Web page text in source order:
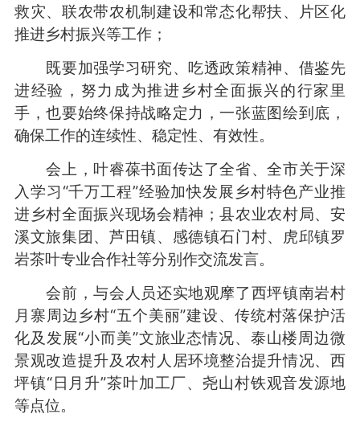
救灾、联农带农机制建设和常态化帮扶、片区化
推进乡村振兴等工作；
既要加强学习研究、吃透政策精神、借鉴先
进经验，努力成为推进乡村全面振兴的行家里
手，也要始终保持战略定力，一张蓝图绘到底，
确保工作的连续性、稳定性、有效性。
会上，叶睿葆书面传达了全省、全市关于深
入学习“千万工程”经验加快发展乡村特色产业推
进乡村全面振兴现场会精神；县农业农村局、安
溪文旅集团、芦田镇、感德镇石门村、虎邱镇罗
岩茶叶专业合作社等分别作交流发言。
会前，与会人员还实地观摩了西坪镇南岩村
月寨周边乡村“五个美丽”建设、传统村落保护活
化及发展“小而美”文旅业态情况、泰山楼周边微
景观改造提升及农村人居环境整治提升情况、西
坪镇“日月升”茶叶加工厂、尧山村铁观音发源地
等点位。